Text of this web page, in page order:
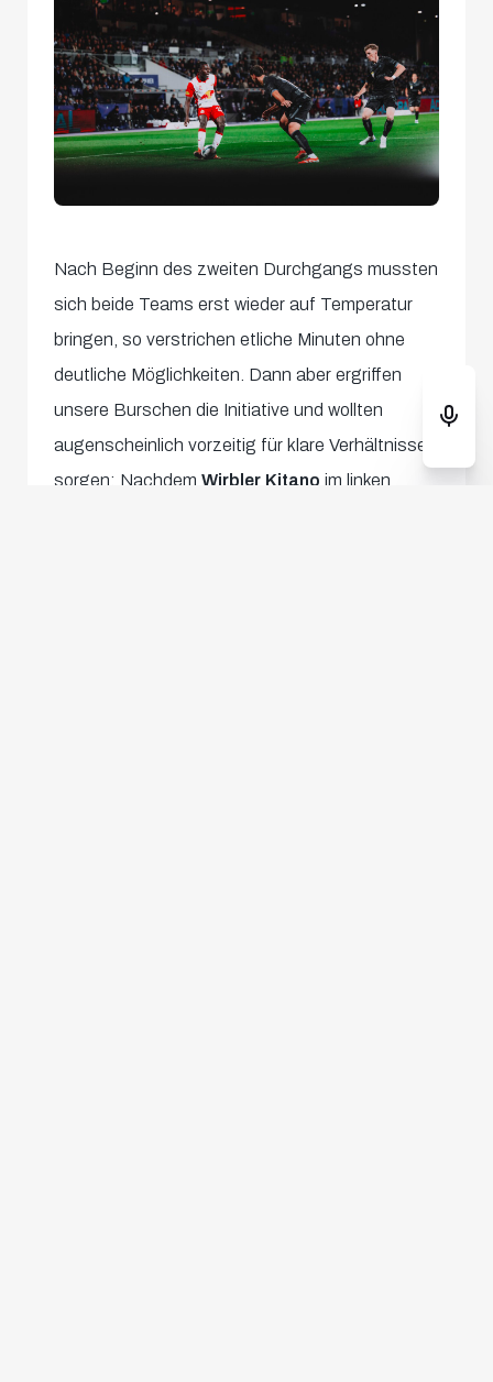
Nach Beginn des zweiten Durchgangs mussten
sich beide Teams erst wieder auf Temperatur
bringen, so verstrichen etliche Minuten ohne
deutliche Möglichkeiten. Dann aber ergriffen
unsere Burschen die Initiative und wollten
augenscheinlich vorzeitig für klare Verhältnisse
sorgen: NachdemWirbler Kitano im linken